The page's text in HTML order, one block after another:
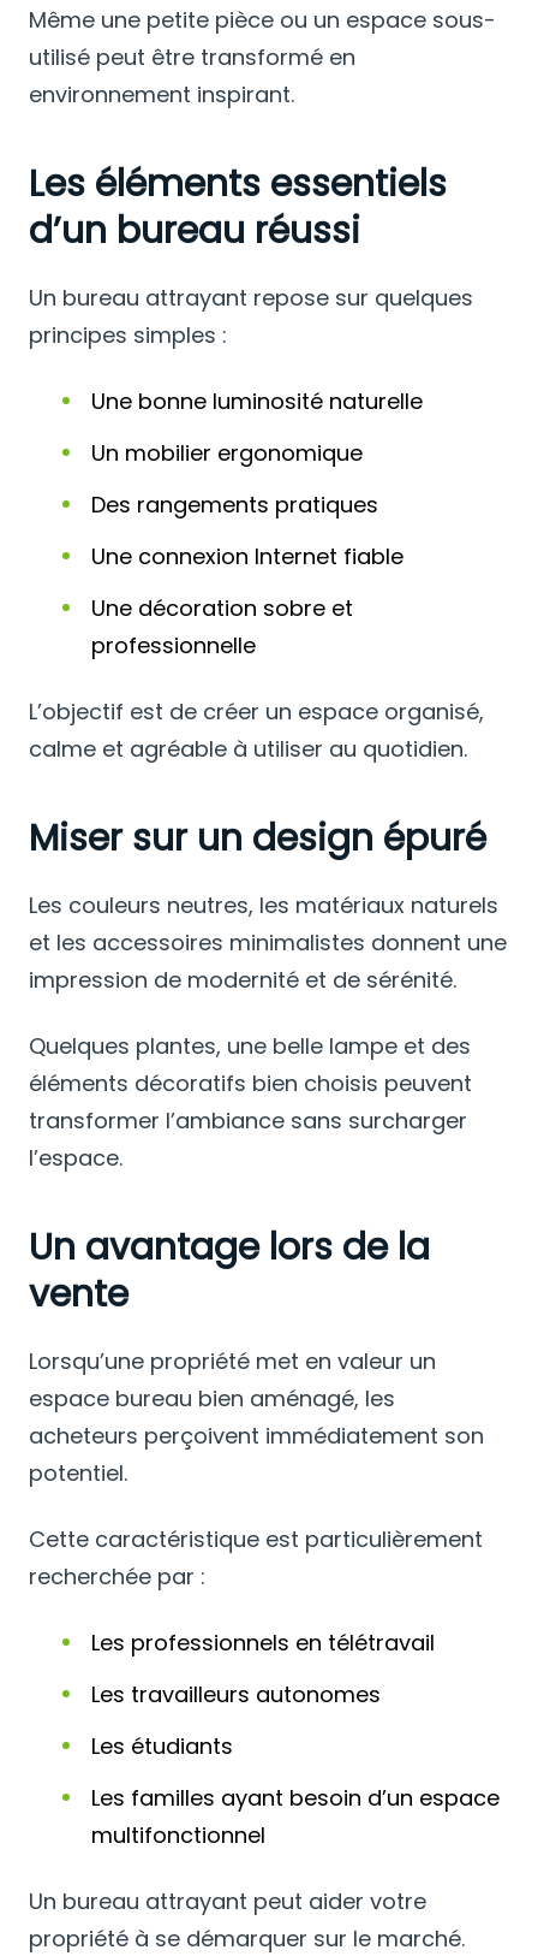
Même une petite pièce ou un espace sous-
utilisé peut être transformé en
environnement inspirant.
Les éléments essentiels
d’un bureau réussi
Un bureau attrayant repose sur quelques
principes simples :
Une bonne luminosité naturelle
Un mobilier ergonomique
Des rangements pratiques
Une connexion Internet fiable
Une décoration sobre et
professionnelle
L’objectif est de créer un espace organisé,
calme et agréable à utiliser au quotidien.
Miser sur un design épuré
Les couleurs neutres, les matériaux naturels
et les accessoires minimalistes donnent une
impression de modernité et de sérénité.
Quelques plantes, une belle lampe et des
éléments décoratifs bien choisis peuvent
transformer l’ambiance sans surcharger
l’espace.
Un avantage lors de la
vente
Lorsqu’une propriété met en valeur un
espace bureau bien aménagé, les
acheteurs perçoivent immédiatement son
potentiel.
Cette caractéristique est particulièrement
recherchée par :
Les professionnels en télétravail
Les travailleurs autonomes
Les étudiants
Les familles ayant besoin d’un espace
multifonctionnel
Un bureau attrayant peut aider votre
propriété à se démarquer sur le marché.